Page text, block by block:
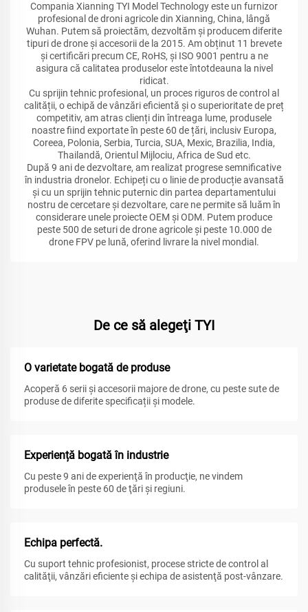
Compania Xianning TYI Model Technology este un furnizor
profesional de droni agricole din Xianning, China, lângă
Wuhan. Putem să proiectăm, dezvoltăm și producem diferite
tipuri de drone și accesorii de la 2015. Am obținut 11 brevete
și certificări precum CE, RoHS, și ISO 9001 pentru a ne
asigura că calitatea produselor este întotdeauna la nivel
ridicat.
Cu sprijin tehnic profesional, un proces riguros de control al
calității, o echipă de vânzări eficientă și o superioritate de preț
competitiv, am atras clienți din întreaga lume, produsele
noastre fiind exportate în peste 60 de țări, inclusiv Europa,
Coreea, Polonia, Serbia, Turcia, SUA, Mexic, Brazilia, India,
Thailandă, Orientul Mijlociu, Africa de Sud etc.
După 9 ani de dezvoltare, am realizat progrese semnificative
în industria dronelor. Echipeți cu o linie de producție avansată
și cu un sprijin tehnic puternic din partea departamentului
nostru de cercetare și dezvoltare, care ne permite să luăm în
considerare unele proiecte OEM și ODM. Putem produce
peste 500 de seturi de drone agricole și peste 10.000 de
drone FPV pe lună, oferind livrare la nivel mondial.
De ce să alegeţi TYI
O varietate bogată de produse
Acoperă 6 serii și accesorii majore de drone, cu peste sute de
produse de diferite specificații și modele.
Experiență bogată în industrie
Cu peste 9 ani de experienţă în producţie, ne vindem
produsele în peste 60 de ţări şi regiuni.
Echipa perfectă.
Cu suport tehnic profesionist, procese stricte de control al
calităţii, vânzări eficiente şi echipa de asistenţă post-vânzare.